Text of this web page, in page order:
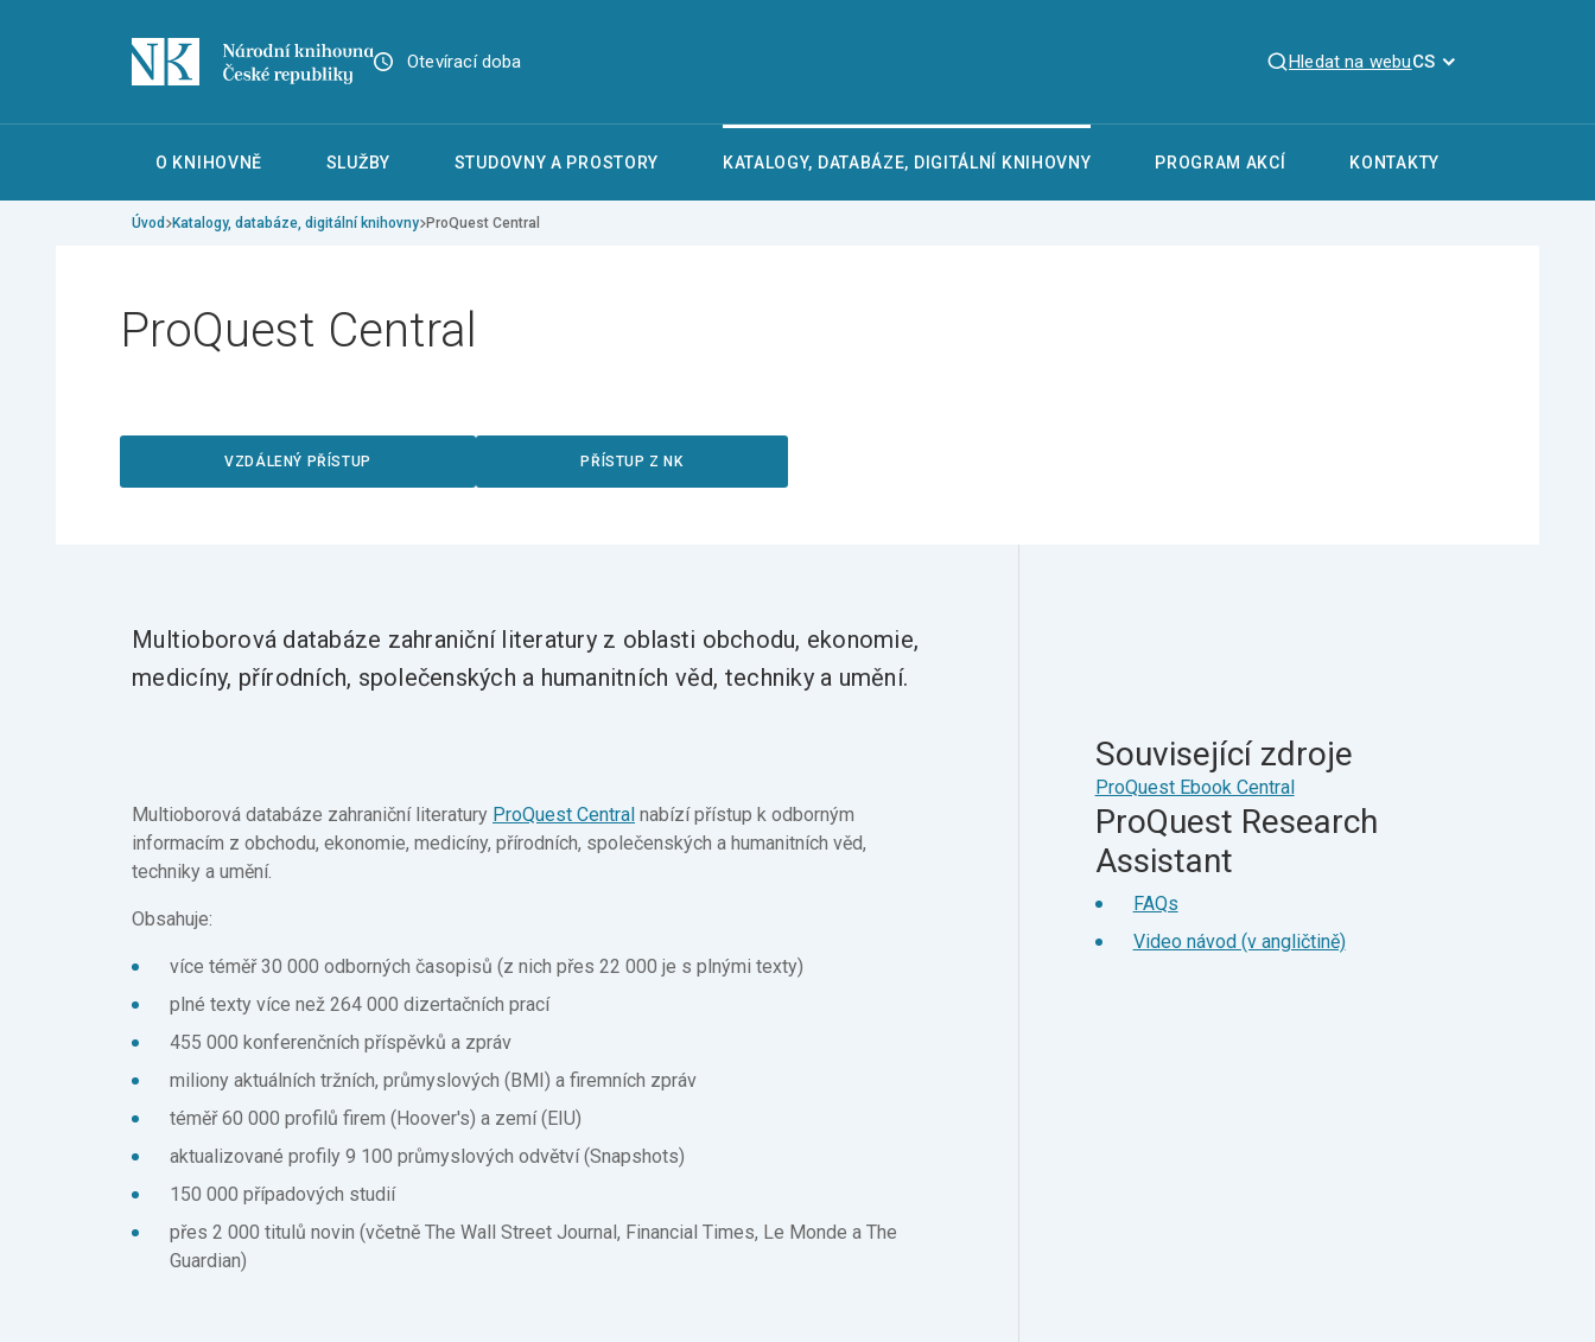
Otevírací doba Hledat na webuCS
O KNIHOVNĚ SLUŽBY STUDOVNY A PROSTORY KATALOGY, DATABÁZE, DIGITÁLNÍ KNIHOVNY PROGRAM AKCÍ KONTAKTY
Úvod Katalogy, databáze, digitální knihovny ProQuest Central
ProQuest Central
VZDÁLENÝ PŘÍSTUP PŘÍSTUP Z NK
Multioborová databáze zahraniční literatury z oblasti obchodu, ekonomie,
medicíny, přírodních, společenských a humanitních věd, techniky a umění.
Multioborová databáze zahraniční literatury ProQuest Central nabízí přístup k odborným
informacím z obchodu, ekonomie, medicíny, přírodních, společenských a humanitních věd,
techniky a umění.
Obsahuje:
více téměř 30 000 odborných časopisů (z nich přes 22 000 je s plnými texty)
plné texty více než 264 000 dizertačních prací
455 000 konferenčních příspěvků a zpráv
miliony aktuálních tržních, průmyslových (BMI) a firemních zpráv
téměř 60 000 profilů firem (Hoover's) a zemí (EIU)
aktualizované profily 9 100 průmyslových odvětví (Snapshots)
150 000 případových studií
přes 2 000 titulů novin (včetně The Wall Street Journal, Financial Times, Le Monde a The
Guardian)
Související zdroje
ProQuest Ebook Central
ProQuest Research
Assistant
FAQs
Video návod (v angličtině)